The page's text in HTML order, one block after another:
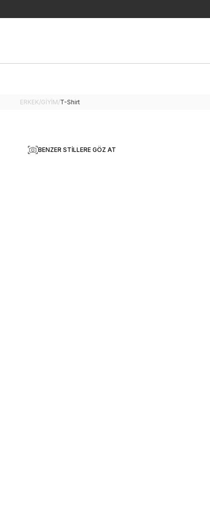
ERKEK/GİYİM/T-Shirt
BENZER STILLERE GÖZ AT